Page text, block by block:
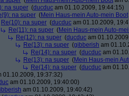
na super (ducduc am 01.10.2009, 19:44:15)
na super (Mein Haus-mein Auto-mein Boot
Re(10): na super (ducduc am 01.10.2009,
Re(11): na super (Mein Haus-mein Auto-
Re(12): na super (ducduc am
Re(13): na super (gibberish am
Re(14): na super (ducduc am
Re(13): na super (Mein Haus-mein
Re(14): na super (ducduc am
01.10.2009, 19:37:32)
am 01.10.2009, 19:40:00)
am 01.10.2009, 19:40:42)